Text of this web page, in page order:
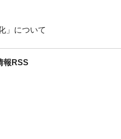
」について
報RSS